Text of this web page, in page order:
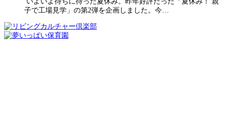
子で工場見学」の第2弾を企画しました。今…